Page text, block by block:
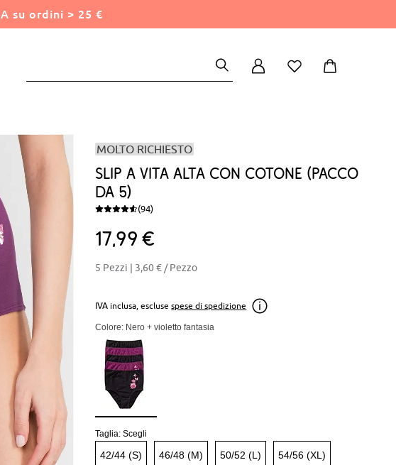
su ordini > 25 €
MOLTO RICHIESTO
Slip a vita alta con cotone (pacco
da 5)
(94)
17 99 €
5 Pezzi | 3,60 € / Pezzo
IVA inclusa, escluse spese di spedizione
Colore: Nero + violetto fantasia
Taglia:Scegli
42/44 (S) 46/48 (M) 50/52 (L) 54/56 (XL)